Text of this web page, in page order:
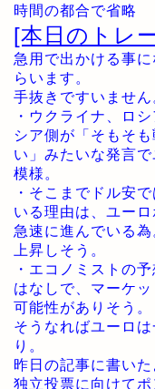
時間の都合で省略
[本日のトレ
急用で出かける事
らいます。
手抜きですいません
・ウクライナ、ロ
シア側が「そもそ
い」みたいな発言
模様。
・そこまでドル安
いる理由は、ユー
急速に進んでいる
上昇しそう。
・エコノミストの
はなしで、マーケ
可能性がありそう。
そうなればユーロ
り。
昨日の記事に書い
独立投票に向けて